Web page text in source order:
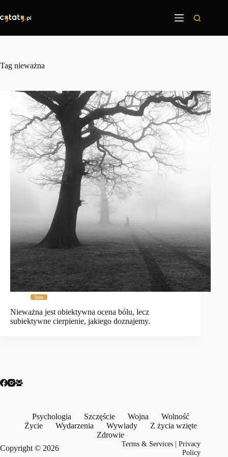
treści
Tag nieważna
Inne
Nieważna jest obiektywna ocena bólu, lecz
subiektywne cierpienie, jakiego doznajemy.
Psychologia Szczęście Wojna
Wolność
Życie
Wydarzenia Wywiady
Z życia wzięte
Zdrowie
Copyright © 2026
Terms & Services |Privacy
Policy